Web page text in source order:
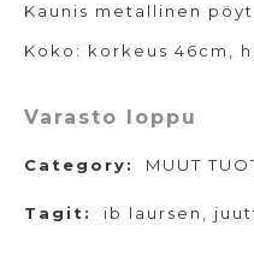
Kaunis metallinen
Koko: korkeus 46cm,
Varasto loppu
Category: MUUT
Tagit: ib laursen